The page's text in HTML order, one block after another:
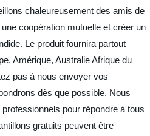
chaleureusement des amis de
coopération mutuelle et créer un
Le produit fournira partout
Amérique, Australie Afrique du
pas à nous envoyer vos
dès que possible. Nous
pour répondre à tous
gratuits peuvent être